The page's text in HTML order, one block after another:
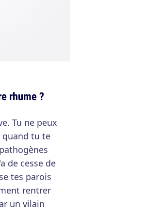
rhume ?
Tu ne peux
quand tu te
de cesse de
tes parois
rentrer
un vilain